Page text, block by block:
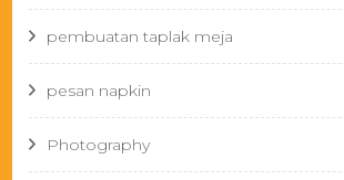
pembuatan taplak meja
pesan napkin
Photography